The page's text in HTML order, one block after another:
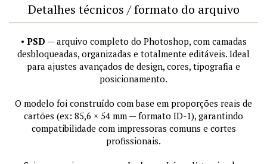
Detalhes técnicos / formato do arquivo
• PSD — arquivo completo do Photoshop, com camadas
desbloqueadas, organizadas e totalmente editáveis. Ideal
para ajustes avançados de design, cores, tipografia e
posicionamento.
O modelo foi construído com base em proporções reais de
cartões (ex: 85,6 × 54 mm — formato ID-1), garantindo
compatibilidade com impressoras comuns e cortes
profissionais.